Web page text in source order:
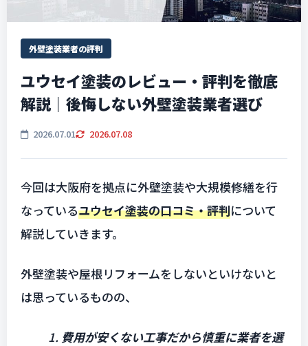
外壁塗装業者の評判
ユウセイ塗装のレビュー・評判を徹底
解説｜後悔しない外壁塗装業者選び
2026.07.01 2026.07.08
今回は大阪府を拠点に外壁塗装や大規模修繕を行
なっているユウセイ塗装の口コミ・評判について
解説していきます。
外壁塗装や屋根リフォームをしないといけないと
は思っているものの、
1. 費用が安くない工事だから慎重に業者を選